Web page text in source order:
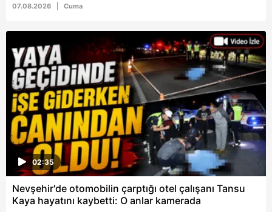
07.08.2026 Cuma
02:35
Nevşehir'de otomobilin çarptığı otel çalışanı Tansu
Kaya hayatını kaybetti: O anlar kamerada